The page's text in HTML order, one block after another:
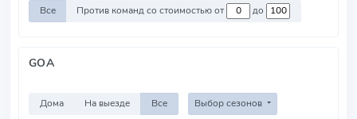
Все Против команд со стоимостью от до
GOA
Дома На выезде Все Выбор сезонов